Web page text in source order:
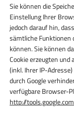
Sie können die
Einstellung Ihrer
jedoch darauf hin,
sämtliche Funktionen
können. Sie können
Cookie erzeugten und
(inkl. Ihrer IP-
durch Google
verfügbare Browser-
http://